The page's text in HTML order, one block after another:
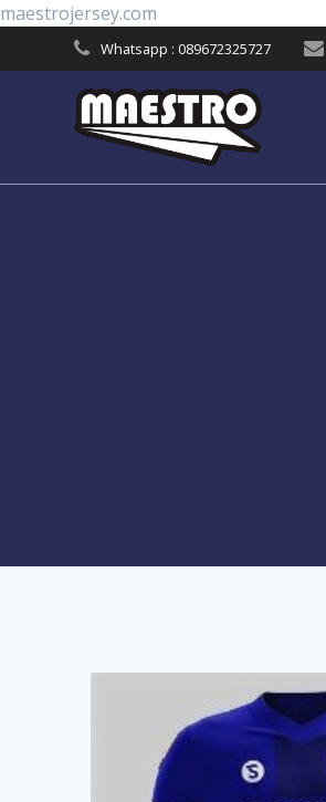
maestrojersey.com
content
Whatsapp : 089672325727